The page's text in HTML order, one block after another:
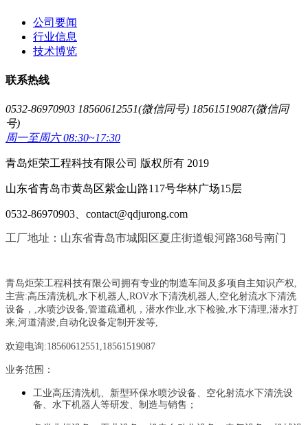
公司要闻
行业信息
技术博览
联系热线
0532-86970903 18560612551(微信同号) 18561519087(微信同
号)
周一至周六 08:30~17:30
青岛炬荣工程科技有限公司 版权所有 2019
山东省青岛市黄岛区紫金山路117号华林广场15层
0532-86970903、contact@qdjurong.com
工厂地址：山东省青岛市城阳区夏庄街道银河路368号南门
青岛炬荣工程科技有限公司拥有专业的制造车间及多项自主知识产权,
主营:高压清洗机,水下机器人,ROV水下清洗机器人,空化射流水下清洗
设备， ,水喷沙设备,管道疏通机 ， 潜水作业,水下检验,水下清理,潜水打
来,河道清淤,自动化设备定制开发等,
欢迎电询:18560612551,18561519087
业务范围：
工业高压清洗机、新型环保水喷沙设备、空化射流水下清洗设
备、水下机器人等研发、制造与销售；